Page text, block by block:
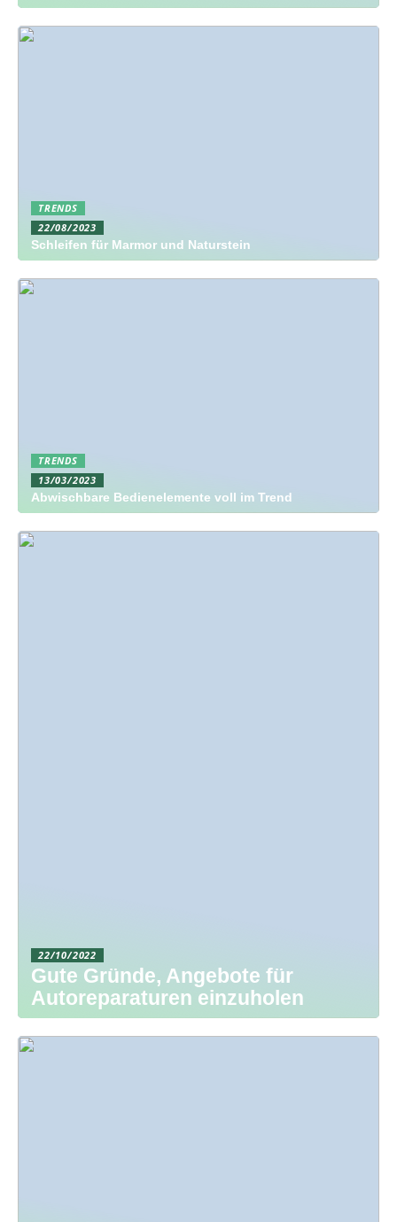
TRENDS
22/08/2023
Schleifen für Marmor und Naturstein
TRENDS
13/03/2023
Abwischbare Bedienelemente voll im Trend
22/10/2022
Gute Gründe, Angebote für
Autoreparaturen einzuholen